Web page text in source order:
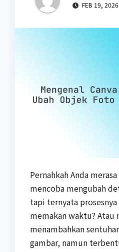
FEB 19, 2026
Pernahkah Anda
mencoba mengubah
tapi ternyata
memakan waktu? Atau
menambahkan
gambar, namun